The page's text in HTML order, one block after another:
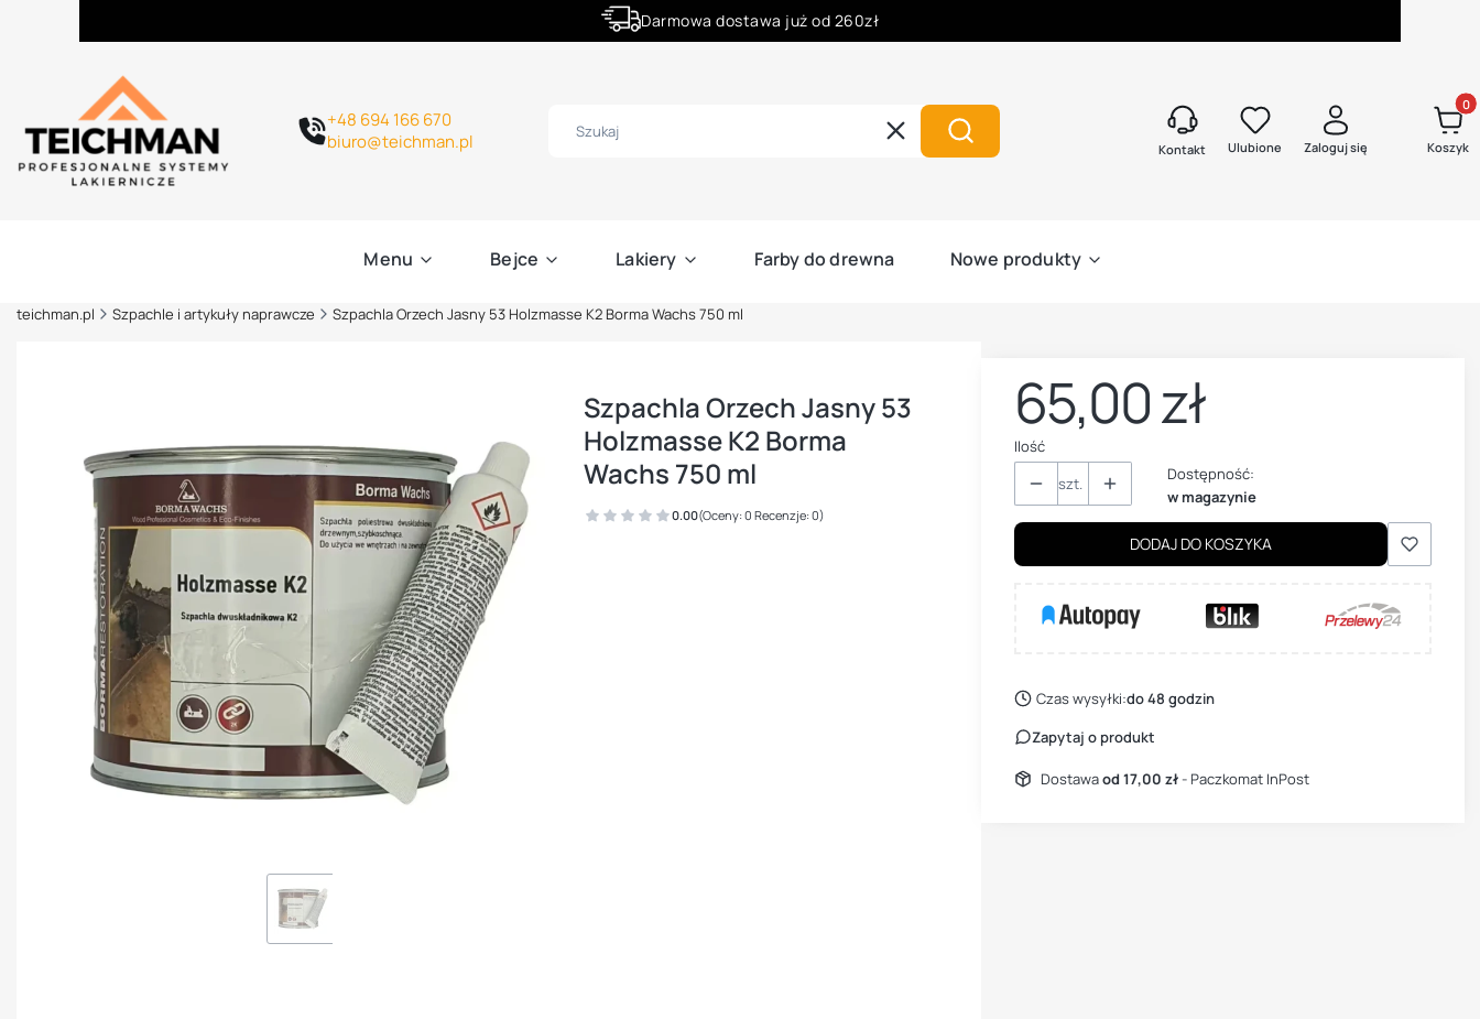
Darmowa dostawa już od 260zł
+48 694 166 670
biuro@teichman.pl
Wyczyść Szukaj Kontakt Ulubione Zaloguj się Koszyk
Menu Bejce Lakiery Farby do drewna Nowe produkty
teichman.pl Szpachle i artykuły naprawcze Szpachla Orzech Jasny 53 Holzmasse K2 Borma Wachs 750 ml
Szpachla Orzech Jasny 53
Holzmasse K2 Borma
Wachs 750 ml
0.00(Oceny: 0 Recenzje: 0)
Cena
65,00 zł
Ilość
szt.
Dostępność:
w magazynie
DODAJ DO KOSZYKA
Czas wysyłki:do 48 godzin
Zapytaj o produkt
Dostawaod 17,00 zł- Paczkomat InPost